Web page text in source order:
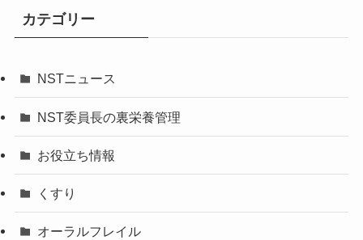
カテゴリー
NSTニュース
NST委員長の裏栄養管理
お役立ち情報
くすり
オーラルフレイル